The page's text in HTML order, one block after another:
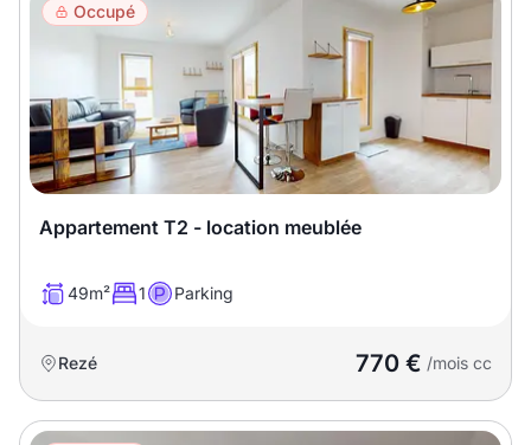
Occupé
Appartement T2 - location meublée
49m² 1 Parking
Rezé 770 € /mois cc